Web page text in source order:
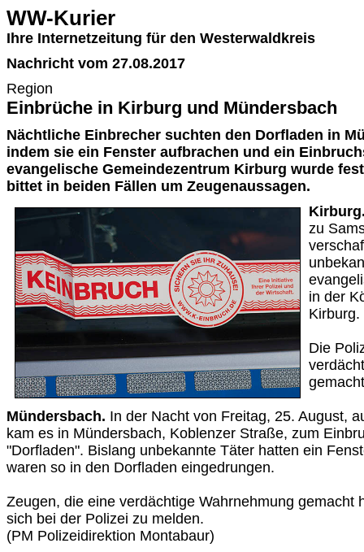
WW-Kurier
Ihre Internetzeitung für den Westerwaldkreis
Nachricht vom 27.08.2017
Region
Einbrüche in Kirburg und Mündersbach
Nächtliche Einbrecher suchten den Dorfladen in
indem sie ein Fenster aufbrachen und ein
evangelische Gemeindezentrum Kirburg wurde
bittet in beiden Fällen um Zeugenaussagen.
zu
in der
Kirburg.
Die
Mündersbach. In der Nacht von Freitag, 25. August,
kam es in Mündersbach, Koblenzer Straße, zum
"Dorfladen". Bislang unbekannte Täter hatten ein
waren so in den Dorfladen eingedrungen.
Zeugen, die eine verdächtige Wahrnehmung gemacht
sich bei der Polizei zu melden.
(PM Polizeidirektion Montabaur)